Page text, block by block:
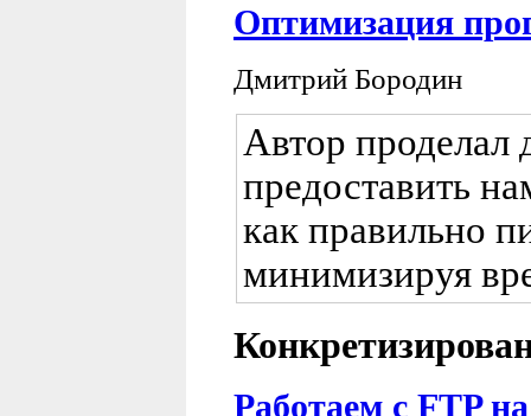
Оптимизация
Дмитрий Бородин
Автор проделал
предоставить
как правильно
минимизируя
Работаем с FTP